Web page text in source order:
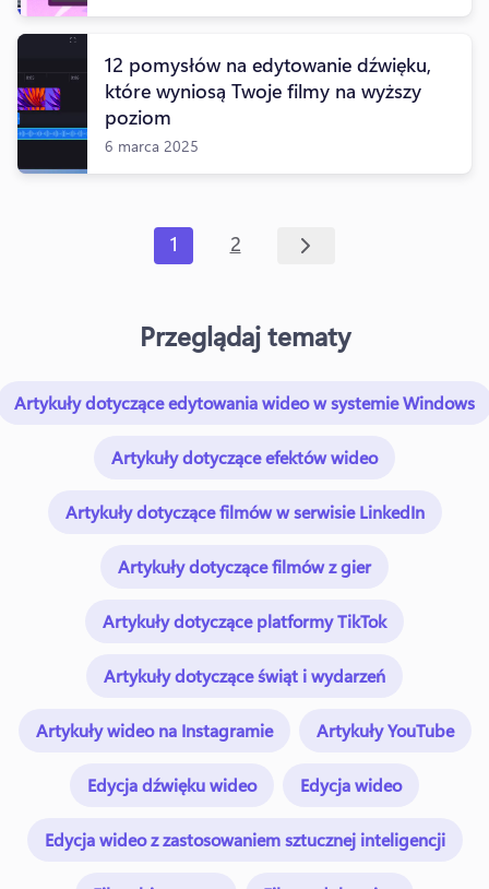
12 pomysłów na edytowanie dźwięku,
które wyniosą Twoje filmy na wyższy
poziom
6 marca 2025
1 2
Przeglądaj tematy
Artykuły dotyczące edytowania wideo w systemie Windows
Artykuły dotyczące efektów wideo
Artykuły dotyczące filmów w serwisie LinkedIn
Artykuły dotyczące filmów z gier
Artykuły dotyczące platformy TikTok
Artykuły dotyczące świąt i wydarzeń
Artykuły wideo na Instagramie Artykuły YouTube
Edycja dźwięku wideo Edycja wideo
Edycja wideo z zastosowaniem sztucznej inteligencji